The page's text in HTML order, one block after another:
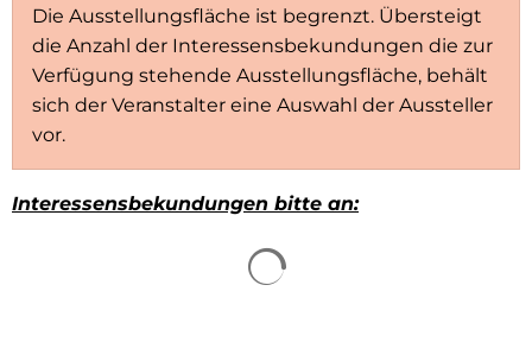
Die Ausstellungsfläche ist begrenzt. Übersteigt
die Anzahl der Interessensbekundungen die zur
Verfügung stehende Ausstellungsfläche, behält
sich der Veranstalter eine Auswahl der Aussteller
vor.
Interessensbekundungen bitte an: